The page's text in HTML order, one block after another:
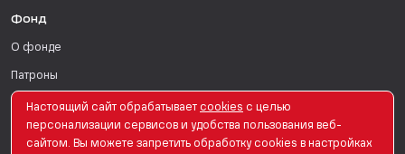
Фонд
О фонде
Патроны
Поддержать
Для СМИ
Настоящий сайт обрабатывает сookies с целью
персонализации сервисов и удобства пользования веб-
сайтом. Вы можете запретить обработку сookies в настройках